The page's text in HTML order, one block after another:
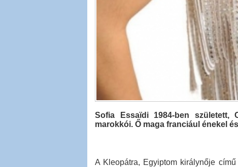
Sofia Essaïdi 1984-ben született,
marokkói. Ő maga franciául énekel
A Kleopátra, Egyiptom királynője